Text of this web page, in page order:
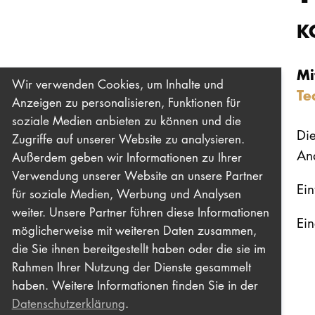
Wir verwenden Cookies, um Inhalte und
Anzeigen zu personalisieren, Funktionen für
soziale Medien anbieten zu können und die
Zugriffe auf unserer Website zu analysieren.
Außerdem geben wir Informationen zu Ihrer
Verwendung unserer Website an unsere Partner
für soziale Medien, Werbung und Analysen
weiter. Unsere Partner führen diese Informationen
möglicherweise mit weiteren Daten zusammen,
die Sie ihnen bereitgestellt haben oder die sie im
Rahmen Ihrer Nutzung der Dienste gesammelt
haben. Weitere Informationen finden Sie in der
Datenschutzerklärung.